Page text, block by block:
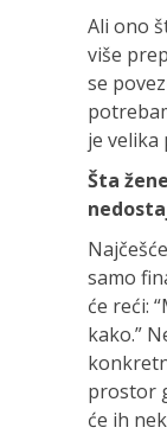
Ali ono
više
se
je velika
Šta
samo
će reći:
kako.”
prostor
će ih